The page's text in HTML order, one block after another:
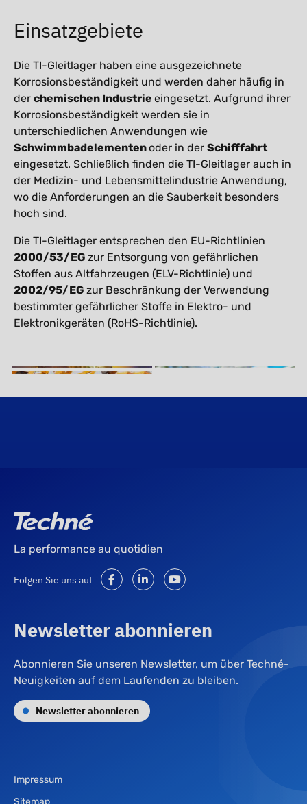
Einsatzgebiete
Die TI-Gleitlager haben eine ausgezeichnete
Korrosionsbeständigkeit und werden daher häufig in
der chemischen Industrie eingesetzt. Aufgrund ihrer
Korrosionsbeständigkeit werden sie in
unterschiedlichen Anwendungen wie
Schwimmbadelementenoder in der Schifffahrt
eingesetzt. Schließlich finden die TI-Gleitlager auch in
der Medizin- und Lebensmittelindustrie Anwendung,
wo die Anforderungen an die Sauberkeit besonders
hoch sind.
Die TI-Gleitlager entsprechen den EU-Richtlinien
2000/53/EG zur Entsorgung von gefährlichen
Stoffen aus Altfahrzeugen (ELV-Richtlinie) und
2002/95/EG zur Beschränkung der Verwendung
bestimmter gefährlicher Stoffe in Elektro- und
Elektronikgeräten (RoHS-Richtlinie).
La performance au quotidien
Folgen Sie uns auf
Newsletter abonnieren
Abonnieren Sie unseren Newsletter, um über Techné-
Neuigkeiten auf dem Laufenden zu bleiben.
Newsletter abonnieren
Impressum